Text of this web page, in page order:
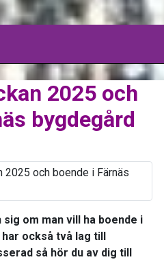
2025 och
bygdegård
om man vill ha boende i
har också två lag till
så hör du av dig till